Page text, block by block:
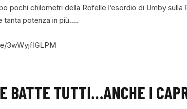
pochi chilometri della Rofelle l’esordio di Umby
tanta potenza in più…..
3wWyjfIGLPM
BATTE TUTTI…ANCHE I